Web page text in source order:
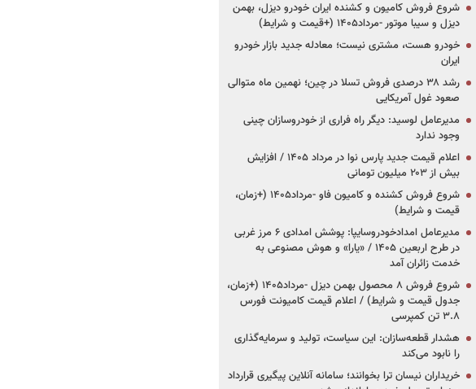
شروع فروش کامیون و کشنده ایران خودرو دیزل، بهمن
دیزل و سیبا موتور -مرداد۱۴۰۵ (+قیمت و شرایط)
خودرو هست، مشتری نیست؛ معادله جدید بازار خودرو
ایران
رشد ۳۸ درصدی فروش تسلا در چین؛ نهمین ماه متوالی
صعود غول آمریکایی
مدیرعامل لوسید: دیگر راه فراری از خودروسازان چینی
وجود ندارد
اعلام قیمت جدید پارس نوا در مرداد ۱۴۰۵ / افزایش
بیش از ۲۰۳ میلیون تومانی
شروع فروش کشنده و کامیون فاو -مرداد۱۴۰۵ (+زمان،
قیمت و شرایط)
مدیرعامل امدادخودروسایپا: پوشش امدادی ۶ مرز غربی
در طرح اربعین ۱۴۰۵ / «یارا» و هوش مصنوعی به
خدمت زائران آمد
شروع فروش ۸ محصول بهمن دیزل -مرداد۱۴۰۵ (+زمان،
جدول قیمت و شرایط) / اعلام قیمت کامیونت فورس
۳.۸ تن کمپرسی
هشدار قطعه‌سازان: این سیاست، تولید و سرمایه‌گذاری
را نابود می‌کند
خریداران نیسان ترا بخوانند؛ سامانه آنلاین پیگیری قرارداد